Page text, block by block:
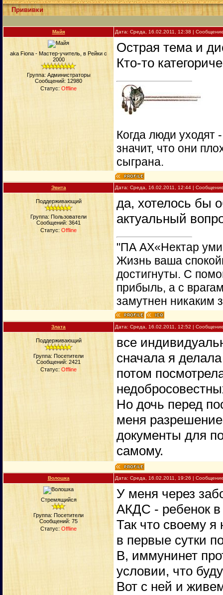
Прививки
Майя Дата: Среда, 16.02.2011, 12:38 |
aka Fiona - Мастер-учитель, в Рейки с
2000
Группа: Администраторы
Сообщений: 12980
Статус: Offline
Острая тема и
Кто-то
Когда люди уходят
значит, что они
сыграна.
Эвита Дата: Среда, 16.02.2011, 12:44 |
Поддерживающий
Группа: Пользователи
Сообщений: 3641
Статус: Offline
да, хотелось бы
актуальный
"ПА АХ«Нектар
Жизнь ваша
достигнуты. С
прибыль, а с
замутнен никаким
Злата Дата: Среда, 16.02.2011, 12:52 |
Поддерживающий
Группа: Посетители
Сообщений: 2421
Статус: Offline
все
сначала я
потом
Но дочь перед
меня разрешение
документы для
самому.
Волошка Дата: Среда, 16.02.2011, 19:26 |
Стремящийся
Группа: Посетители
Сообщений: 75
Статус: Offline
У меня через
АКДС - ребенок в
Так что своему я
в первые сутки
В, иммунинет
условии, что
Вот с ней и